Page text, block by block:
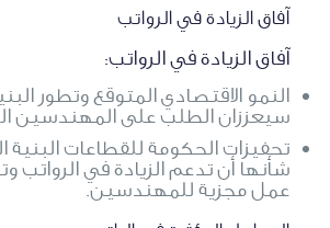
آفاق الزيادة في الرواتب
آفاق الزيادة في الرواتب:
النمو الاقتصادي المتوقع وتطور
سيعززان الطلب على المهندسين
تحفيزات الحكومة للقطاعات البنية
شأنها أن تدعم الزيادة في الرواتب
عمل مجزية للمهندسين.